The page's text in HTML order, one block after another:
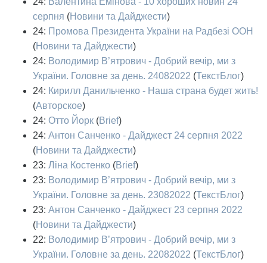
серпня (Новини та Дайджести)
24: Промова Президента України на Радбезі ООН
(Новини та Дайджести)
24: Володимир В’ятрович - Добрий вечір, ми з
України. Головне за день. 24082022 (ТекстБлог)
24: Кирилл Данильченко - Наша страна будет жить!
(Авторское)
24: Отто Йорк (Brief)
24: Антон Санченко - Дайджест 24 серпня 2022
(Новини та Дайджести)
23: Ліна Костенко (Brief)
23: Володимир В’ятрович - Добрий вечір, ми з
України. Головне за день. 23082022 (ТекстБлог)
23: Антон Санченко - Дайджест 23 серпня 2022
(Новини та Дайджести)
22: Володимир В’ятрович - Добрий вечір, ми з
України. Головне за день. 22082022 (ТекстБлог)